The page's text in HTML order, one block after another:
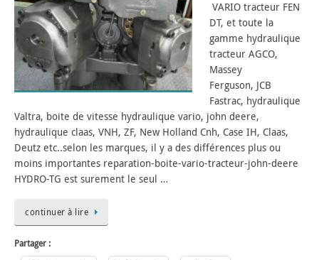
VARIO tracteur FEN
DT, et toute la
gamme hydraulique
tracteur AGCO,
Massey
Ferguson, JCB
Fastrac, hydraulique
Valtra, boite de vitesse hydraulique vario, john deere,
hydraulique claas, VNH, ZF, New Holland Cnh, Case IH, Claas,
Deutz etc..selon les marques, il y a des différences plus ou
moins importantes reparation-boite-vario-tracteur-john-deere
HYDRO-TG est surement le seul …
continuer à lire
Partager :